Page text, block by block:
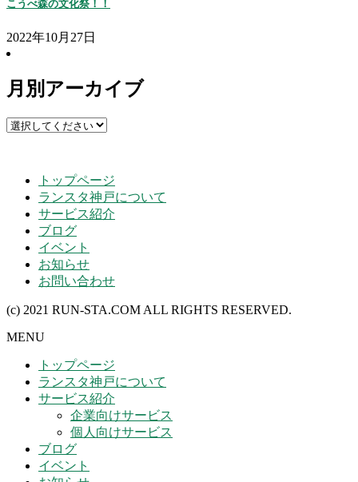
こうべ森の文化祭！！
2022年10月27日
月別アーカイブ
トップページ
ランスタ神戸について
サービス紹介
ブログ
イベント
お知らせ
お問い合わせ
(c) 2021 RUN-STA.COM ALL RIGHTS RESERVED.
MENU
トップページ
ランスタ神戸について
サービス紹介
企業向けサービス
個人向けサービス
ブログ
イベント